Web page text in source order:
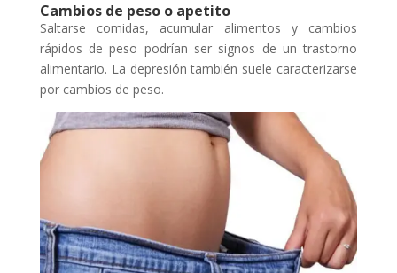
Cambios de peso o apetito
Saltarse comidas, acumular alimentos y cambios
rápidos de peso podrían ser signos de un trastorno
alimentario. La depresión también suele caracterizarse
por cambios de peso.